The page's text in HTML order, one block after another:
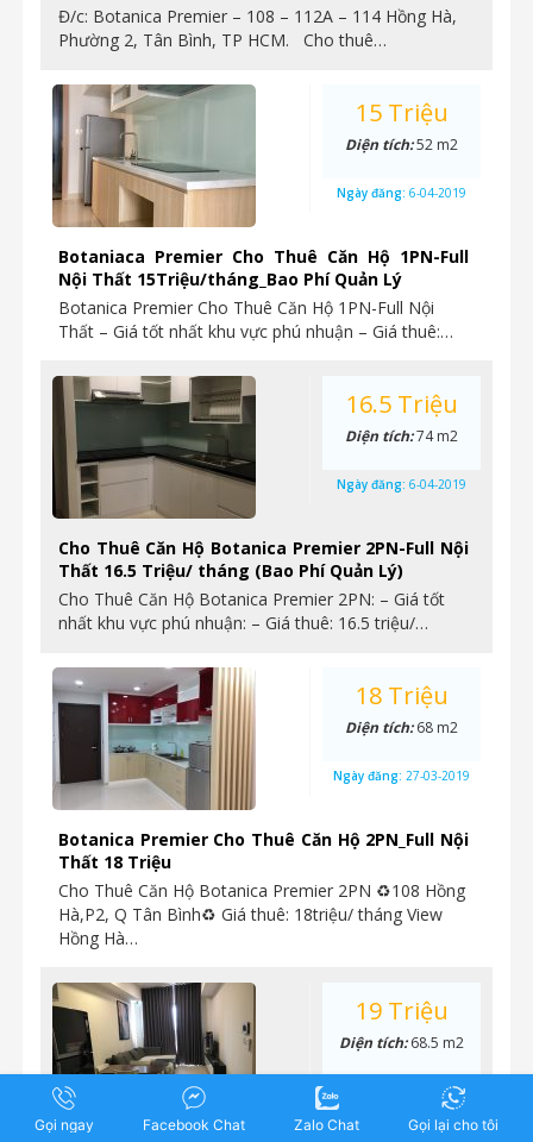
Đ/c: Botanica Premier – 108 – 112A – 114 Hồng Hà,
Phường 2, Tân Bình, TP HCM. Cho thuê…
Botaniaca Premier Cho Thuê Căn Hộ 1PN-Full
Nội Thất 15Triệu/tháng_Bao Phí Quản Lý
Botanica Premier Cho Thuê Căn Hộ 1PN-Full Nội
Thất – Giá tốt nhất khu vực phú nhuận – Giá thuê:…
15 Triệu
Diện tích:52 m2
Ngày đăng: 6-04-2019
Cho Thuê Căn Hộ Botanica Premier 2PN-Full Nội
Thất 16.5 Triệu/ tháng (Bao Phí Quản Lý)
Cho Thuê Căn Hộ Botanica Premier 2PN: – Giá tốt
nhất khu vực phú nhuận: – Giá thuê: 16.5 triệu/…
16.5 Triệu
Diện tích:74 m2
Ngày đăng: 6-04-2019
Botanica Premier Cho Thuê Căn Hộ 2PN_Full Nội
Thất 18 Triệu
Cho Thuê Căn Hộ Botanica Premier 2PN ♻108 Hồng
Hà,P2, Q Tân Bình♻ Giá thuê: 18triệu/ tháng View
Hồng Hà…
18 Triệu
Diện tích:68 m2
Ngày đăng: 27-03-2019
19 Triệu
Diện tích:68.5 m2
Ngày đăng: 6-03-2019
Gọi ngay Facebook Chat Zalo Chat Gọi lại cho tôi